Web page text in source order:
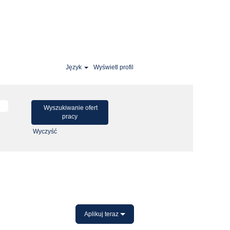
Język Wyświetl profil
Wyczyść
Aplikuj teraz